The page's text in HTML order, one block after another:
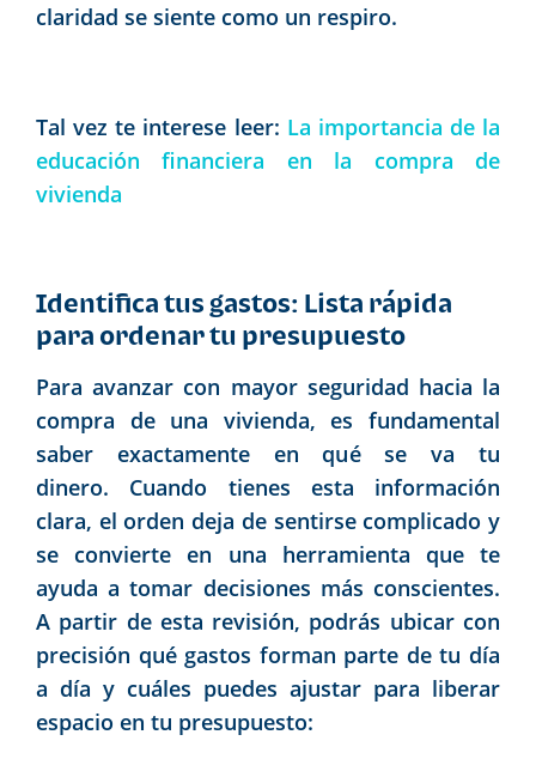
claridad se siente como un respiro.
Tal vez te interese leer: La importancia de la
educación financiera en la compra de
vivienda
Identifica tus gastos: Lista rápida
para ordenar tu presupuesto
Para avanzar con mayor seguridad hacia la
compra de una vivienda, es fundamental
saber exactamente en qué se va tu
dinero. Cuando tienes esta información
clara, el orden deja de sentirse complicado y
se convierte en una herramienta que te
ayuda a tomar decisiones más conscientes.
A partir de esta revisión, podrás ubicar con
precisión qué gastos forman parte de tu día
a día y cuáles puedes ajustar para liberar
espacio en tu presupuesto: